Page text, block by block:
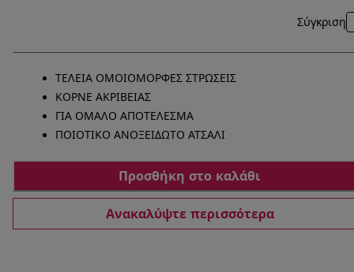
Σύγκριση
ΤΕΛΕΙΑ ΟΜΟΙΟΜΟΡΦΕΣ ΣΤΡΩΣΕΙΣ
ΚΟΡΝΕ ΑΚΡΙΒΕΙΑΣ
ΓΙΑ ΟΜΑΛΟ ΑΠΟΤΕΛΕΣΜΑ
ΠΟΙΟΤΙΚΟ ΑΝΟΞΕΙΔΩΤΟ ΑΤΣΑΛΙ
Προσθήκη στο καλάθι
Ανακαλύψτε περισσότερα